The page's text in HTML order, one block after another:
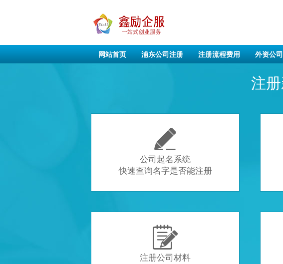
网站首页 浦东公司注册 注册流程费用 外资公
注

公司起名系统
快速查询名字是否能注册

注册公司材料